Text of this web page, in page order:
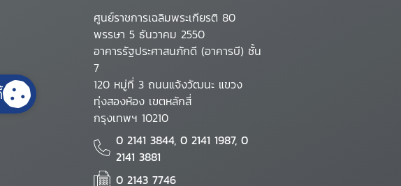
ศูนย์ราชการเฉลิมพระเกียรติ 80
พรรษา 5 ธันวาคม 2550
อาคารรัฐประศาสนภักดี (อาคารบี) ชั้น
7
120 หมู่ที่ 3 ถนนแจ้งวัฒนะ แขวง
ทุ่งสองห้อง เขตหลักสี่
กรุงเทพฯ 10210
0 2141 3844, 0 2141 1987, 0
2141 3881
0 2143 7746